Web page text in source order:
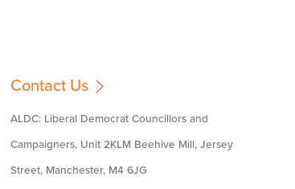
Contact Us
ALDC: Liberal Democrat Councillors and
Campaigners, Unit 2KLM Beehive Mill, Jersey
Street, Manchester, M4 6JG